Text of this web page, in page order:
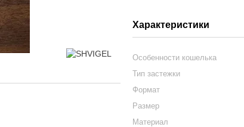
Характеристики
Особенности кошелька
Тип застежки
Формат
Размер
Материал